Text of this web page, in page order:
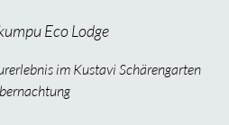
Eco Lodge
im Kustavi Schärengarten